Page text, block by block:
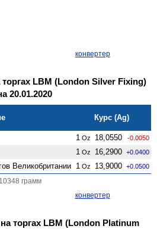
конвертер
LBM (London Silver Fixing)
20.01.2020
Курс (Ag)
1 Oz 18,0550 -0.0050
1 Oz 16,2900 +0.0400
Велико­британии 1 Oz 13,9000 +0.0500
грамм
конвертер
торгах LBM (London Platinum